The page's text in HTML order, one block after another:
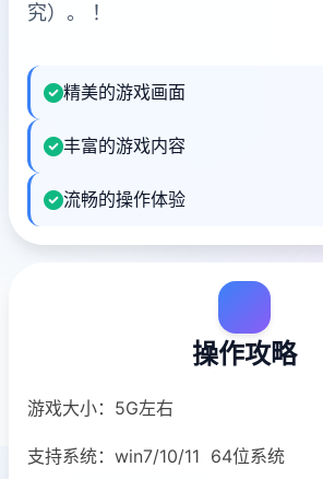
究）。 ！
精美的游戏画面
丰富的游戏内容
流畅的操作体验
操作攻略
游戏大小：5G左右
支持系统：win7/10/11 64位系统